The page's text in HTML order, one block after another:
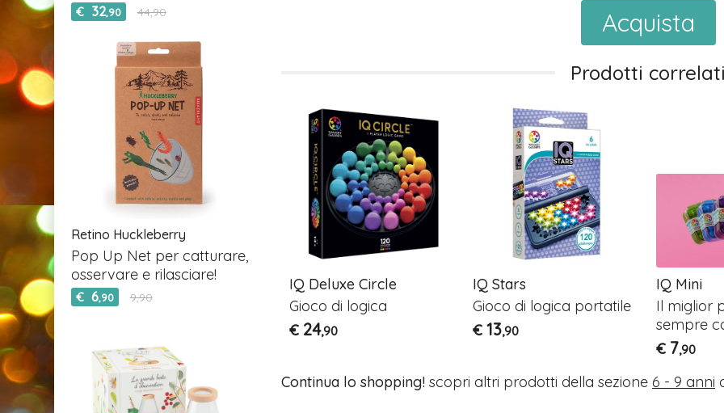
Acquista
Prodotti
- XXL
di
IQ Deluxe Square
Gioco di logica
IQ Deluxe Circle
Gioco di logica
€ 24,90
IQ Stars
Gioco di logica portatile
€ 13,90
IQ Mini
Il miglior
sempre
€ 7,90
Continua lo shopping!scopri altri prodotti della sezione 6 - 9 anni
€ 32,90 44,90
Retino Huckleberry
Pop Up Net per catturare,
osservare e rilasciare!
€ 6,90 9,90